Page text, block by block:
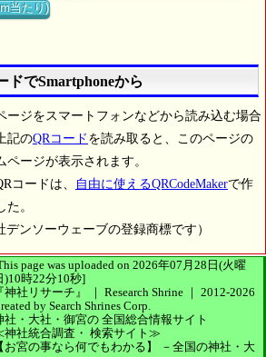
当たり)
ドでSmartphoneから
ージをスマートフォンなどから読み込む場合
記のQRコード を読み取ると、このページの
ページが表示されます。
コードは、
自由に使えるQRCodeMakerで作
た。
デンソーウェーブの登録商標です）
page was uploaded on 2026年07月28日(火曜
)10時22分10秒]
『神社リサーチ』 ｜ Research Shrine ｜ 2012-2026
by Search Shrines Corp.
社・大社・御宮の 全国総合情報サイト
社統合調査・ 検索サイト≫
【お宮の事なら何でもわかる】
－全国の神社・大